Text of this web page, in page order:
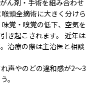
ん剤・手術を組み合わせ
頭全摘術に大きく分けら
覚・嗅覚の低下、空気を
き起こされます。 近年は
治療の際は主治医と相談
声やのどの違和感が2〜3
。